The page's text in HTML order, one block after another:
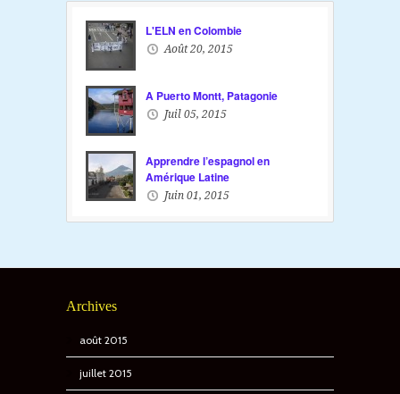
L'ELN en Colombie
Août 20, 2015
A Puerto Montt, Patagonie
Juil 05, 2015
Apprendre l’espagnol en
Amérique Latine
Juin 01, 2015
Archives
août 2015
juillet 2015